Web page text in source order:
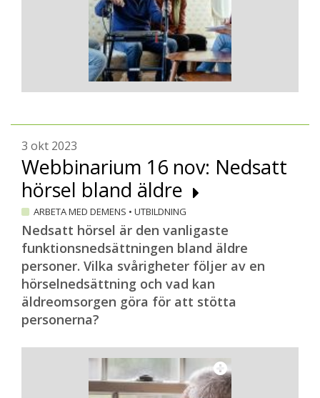
3 okt 2023
Webbinarium 16 nov: Nedsatt
hörsel bland äldre
ARBETA MED DEMENS • UTBILDNING
Nedsatt hörsel är den vanligaste
funktionsnedsättningen bland äldre
personer. Vilka svårigheter följer av en
hörselnedsättning och vad kan
äldreomsorgen göra för att stötta
personerna?